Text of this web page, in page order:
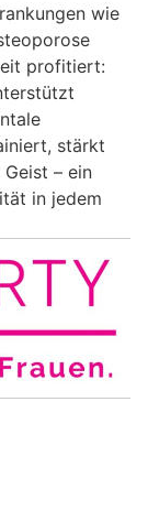
wie
profitiert:
stärkt
– ein
in jedem